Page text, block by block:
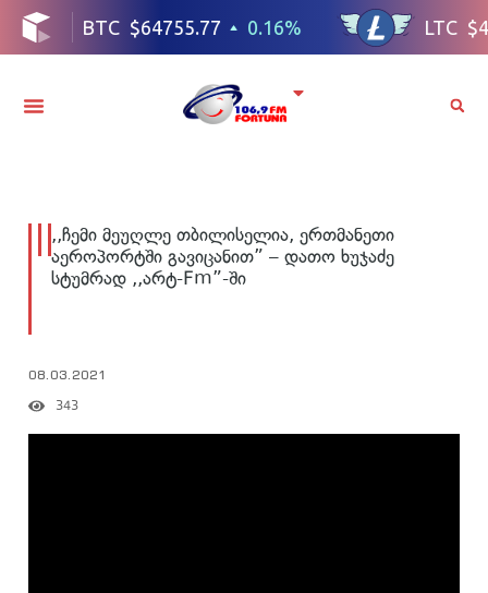
,,ჩემი მეუღლე თბილისელია, ერთმანეთი
აეროპორტში გავიცანით” – დათო ხუჯაძე
სტუმრად ,,არტ-Fm”-ში
08.03.2021
343